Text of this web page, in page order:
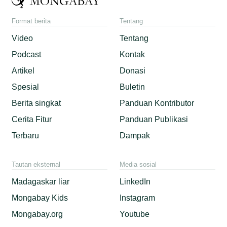
Format berita
Video
Podcast
Artikel
Spesial
Berita singkat
Cerita Fitur
Terbaru
Tentang
Tentang
Kontak
Donasi
Buletin
Panduan Kontributor
Panduan Publikasi
Dampak
Tautan eksternal
Madagaskar liar
Mongabay Kids
Mongabay.org
Media sosial
LinkedIn
Instagram
Youtube